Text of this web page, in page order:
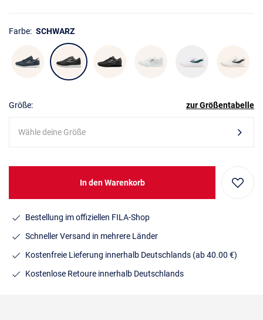
Farbe: SCHWARZ
Größe: zur Größentabelle
Wähle deine Größe
In den Warenkorb
Bestellung im offiziellen FILA-Shop
Schneller Versand in mehrere Länder
Kostenfreie Lieferung innerhalb Deutschlands (ab 40.00 €)
Kostenlose Retoure innerhalb Deutschlands